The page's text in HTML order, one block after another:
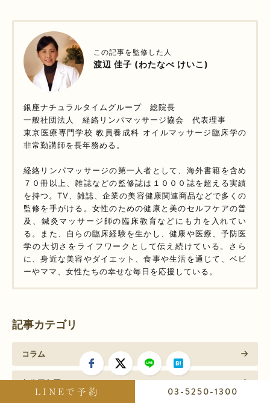
この記事を監修した人
渡辺 佳子 (わたなべ けいこ)
銀座ナチュラルタイムグループ 総院長
一般社団法人 経絡リンパマッサージ協会 代表理事
東京医療専門学校 教員養成科 オイルマッサージ臨床学の
非常勤講師を長年務める。
経絡リンパマッサージの第一人者として、海外書籍を含め
７０冊以上、雑誌などの監修誌は１０００誌を超える実績
を持つ。TV、雑誌、企業の美容健康関連商品などで多くの
監修を手がける。女性のための健康と美のセルフケアの普
及、鍼灸マッサージ師の臨床教育などにも力を入れてい
る。また、自らの臨床経験を生かし、健康や医療、予防医
学の大切さをライフワークとして伝え続けている。さら
に、身近な美容やダイエット、食事や生活を通じて、ベビ
ーやママ、女性たちの幸せな毎日を応援している。
記事カテゴリ
コラム
セルフケア
LINEで予約 03-5250-1300